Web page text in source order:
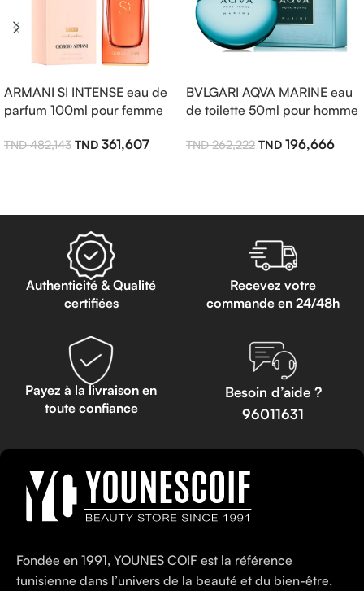
ARMANI SI INTENSE eau de
parfum 100ml pour femme
482,143 361,607
BVLGARI AQVA MARINE eau
de toilette 50ml pour homme
262,222 196,666
Authenticité & Qualité
certifiées
Recevez votre
commande en 24/48h
Payez à la livraison en
toute confiance
Besoin d’aide ?
96011631
Fondée en 1991, YOUNES COIF est la référence
tunisienne dans l’univers de la beauté et du bien-être.